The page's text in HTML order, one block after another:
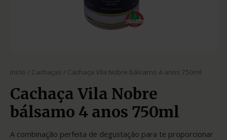
Início / Cachaças / Cachaça Vila Nobre bálsamo 4 anos 750ml
Cachaça Vila Nobre
bálsamo 4 anos 750ml
A combinação perfeita de degustação para te proporcionar